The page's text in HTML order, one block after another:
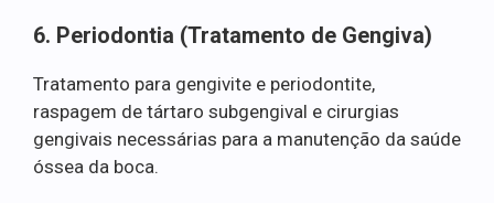
6. Periodontia (Tratamento de Gengiva)
Tratamento para gengivite e periodontite,
raspagem de tártaro subgengival e cirurgias
gengivais necessárias para a manutenção da saúde
óssea da boca.